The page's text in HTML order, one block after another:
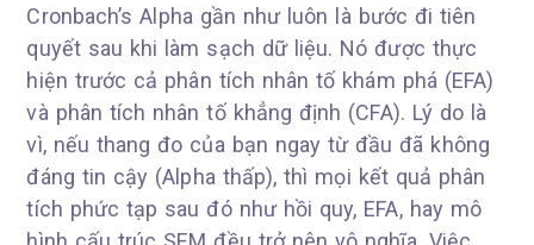
Cronbach’s Alpha gần như luôn là bước đi tiên
quyết sau khi làm sạch dữ liệu. Nó được thực
hiện trước cả phân tích nhân tố khám phá (EFA)
và phân tích nhân tố khẳng định (CFA). Lý do là
vì, nếu thang đo của bạn ngay từ đầu đã không
đáng tin cậy (Alpha thấp), thì mọi kết quả phân
tích phức tạp sau đó như hồi quy, EFA, hay mô